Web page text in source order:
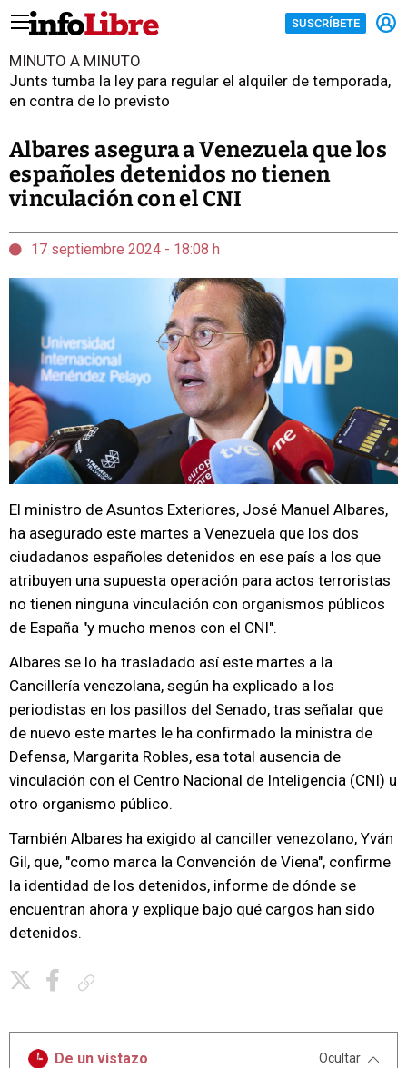
SUSCRÍBETE
MINUTO A MINUTO
Junts tumba la ley para regular el alquiler de temporada,
en contra de lo previsto
Albares asegura a Venezuela que los
españoles detenidos no tienen
vinculación con el CNI
17 septiembre 2024 - 18:08 h
El ministro de Asuntos Exteriores, José Manuel Albares,
ha asegurado este martes a Venezuela que los dos
ciudadanos españoles detenidos en ese país a los que
atribuyen una supuesta operación para actos terroristas
no tienen ninguna vinculación con organismos públicos
de España "y mucho menos con el CNI".
Albares se lo ha trasladado así este martes a la
Cancillería venezolana, según ha explicado a los
periodistas en los pasillos del Senado, tras señalar que
de nuevo este martes le ha confirmado la ministra de
Defensa, Margarita Robles, esa total ausencia de
vinculación con el Centro Nacional de Inteligencia (CNI) u
otro organismo público.
También Albares ha exigido al canciller venezolano, Yván
Gil, que, "como marca la Convención de Viena", confirme
la identidad de los detenidos, informe de dónde se
encuentran ahora y explique bajo qué cargos han sido
detenidos.
De un vistazo Ocultar